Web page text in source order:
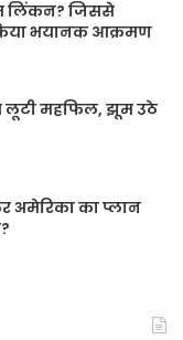
लिंकन? जिससे
भयानक आक्रमण
लूटी महफिल, झूम उठे
अमेरिका का प्लान